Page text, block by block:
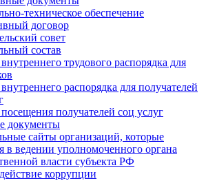
техническое обеспечение
договор
совет
состав
трудового распорядка для
распорядка для получателей
получателей соц услуг
документы
сайты организаций, которые
в ведении уполномоченного органа
власти субъекта РФ
коррупции